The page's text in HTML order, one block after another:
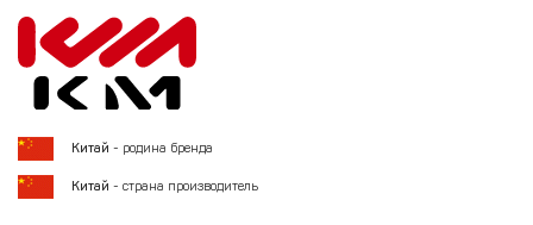
Китай - родина бренда
Китай - страна производитель